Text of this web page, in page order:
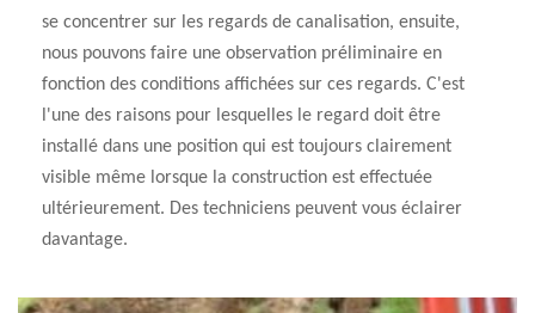
se concentrer sur les regards de canalisation, ensuite,
nous pouvons faire une observation préliminaire en
fonction des conditions affichées sur ces regards. C'est
l'une des raisons pour lesquelles le regard doit être
installé dans une position qui est toujours clairement
visible même lorsque la construction est effectuée
ultérieurement. Des techniciens peuvent vous éclairer
davantage.